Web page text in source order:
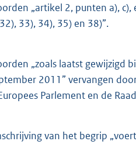
„artikel 2, punten a),
33), 34), 35) en 38)”.
„zoals laatst gewijzigd
2011” vervangen
Parlement en de
van het begrip